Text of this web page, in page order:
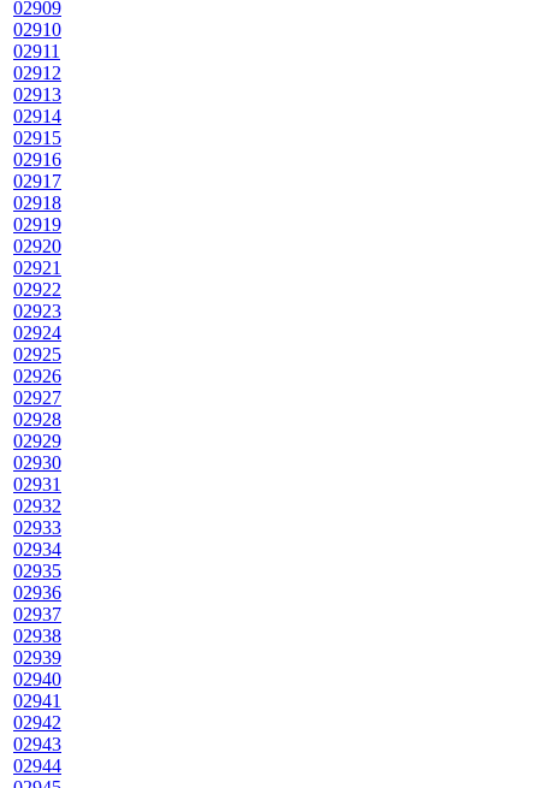
02909
02910
02911
02912
02913
02914
02915
02916
02917
02918
02919
02920
02921
02922
02923
02924
02925
02926
02927
02928
02929
02930
02931
02932
02933
02934
02935
02936
02937
02938
02939
02940
02941
02942
02943
02944